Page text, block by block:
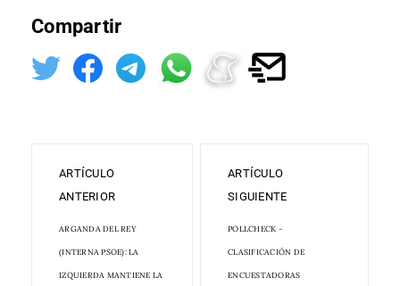
Compartir
ARTÍCULO
ANTERIOR
ARGANDA DEL REY
(INTERNA PSOE): LA
IZQUIERDA MANTIENE LA
ARTÍCULO
SIGUIENTE
POLLCHECK -
CLASIFICACIÓN DE
ENCUESTADORAS